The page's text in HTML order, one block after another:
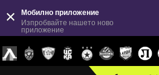
Мобилно приложение
Изпробвайте нашето ново
приложение